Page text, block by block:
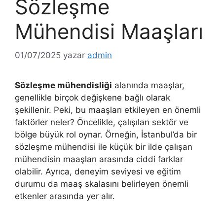
Sözleşme
Mühendisi Maaşları
01/07/2025 yazar admin
Sözleşme mühendisliği alanında maaşlar,
genellikle birçok değişkene bağlı olarak
şekillenir. Peki, bu maaşları etkileyen en önemli
faktörler neler? Öncelikle, çalışılan sektör ve
bölge büyük rol oynar. Örneğin, İstanbul’da bir
sözleşme mühendisi ile küçük bir ilde çalışan
mühendisin maaşları arasında ciddi farklar
olabilir. Ayrıca, deneyim seviyesi ve eğitim
durumu da maaş skalasını belirleyen önemli
etkenler arasında yer alır.